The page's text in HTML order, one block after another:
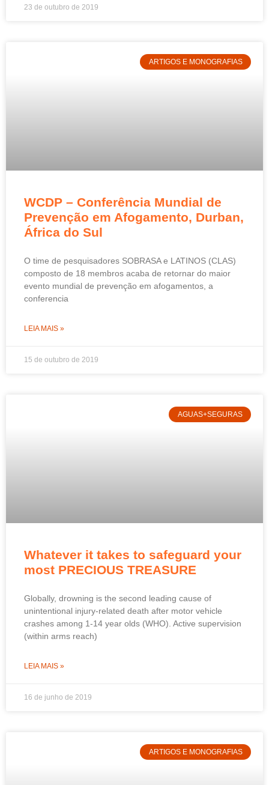
23 de outubro de 2019
ARTIGOS E MONOGRAFIAS
WCDP – Conferência Mundial de
Prevenção em Afogamento, Durban,
África do Sul
O time de pesquisadores SOBRASA e LATINOS (CLAS)
composto de 18 membros acaba de retornar do maior
evento mundial de prevenção em afogamentos, a
conferencia
LEIA MAIS »
15 de outubro de 2019
AGUAS+SEGURAS
Whatever it takes to safeguard your
most PRECIOUS TREASURE
Globally, drowning is the second leading cause of
unintentional injury-related death after motor vehicle
crashes among 1-14 year olds (WHO). Active supervision
(within arms reach)
LEIA MAIS »
16 de junho de 2019
ARTIGOS E MONOGRAFIAS